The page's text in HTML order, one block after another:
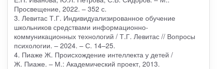
Просвещение, 2022. – 352 с.
3. Левитас Т.Г. Индивидуализированное обучение
школьников средствами информационно-
коммуникационных технологий / Т.Г. Левитас // Вопросы
психологии. – 2024. – С. 14–25.
4. Пиаже Ж. Происхождение интеллекта у детей /
Ж. Пиаже. – М.: Академический проект, 2013.